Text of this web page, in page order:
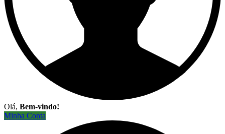
Olá, Bem-vindo!
Minha Conta